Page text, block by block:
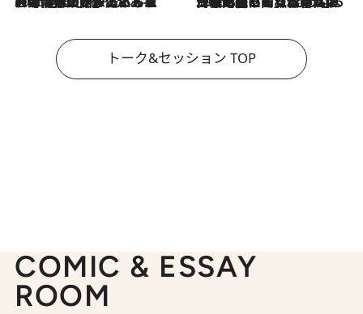
トーク&セッション TOP
COMIC & ESSAY
ROOM